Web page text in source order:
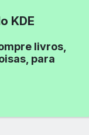
KDE
livros,
para